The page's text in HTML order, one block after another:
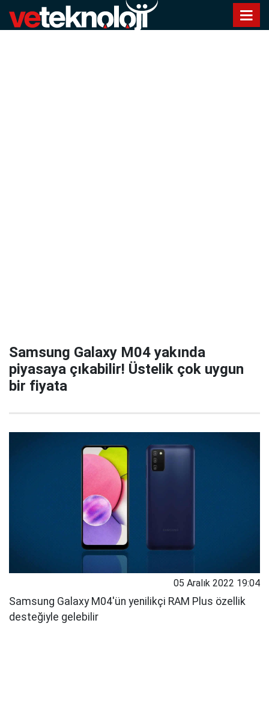
Samsung Galaxy M04 yakında
piyasaya çıkabilir! Üstelik çok uygun
bir fiyata
05 Aralık 2022 19:04
Samsung Galaxy M04'ün yenilikçi RAM Plus özellik
desteğiyle gelebilir